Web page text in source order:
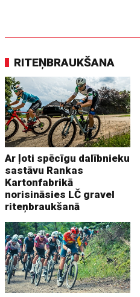
RITEŅBRAUKŠANA
Ar ļoti spēcīgu dalībnieku
sastāvu Rankas
Kartonfabrikā
norisināsies LČ gravel
riteņbraukšanā